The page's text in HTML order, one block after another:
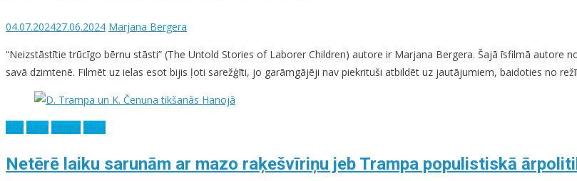
04.07.202427.06.2024 Marjana Bergera
“Neizstāstītie trūcīgo bērnu stāsti” (The Untold Stories of Laborer Children) autore ir Marjana Bergera. Šajā īsfilmā autore
savā dzimtenē. Filmēt uz ielas esot bijis ļoti sarežģīti, jo garāmgājēji nav piekrituši atbildēt uz jautājumiem, baidoties no
ASV Āzija Eiropa Sleja
Netērē laiku sarunām ar mazo raķešvīriņu jeb Trampa populistiskā